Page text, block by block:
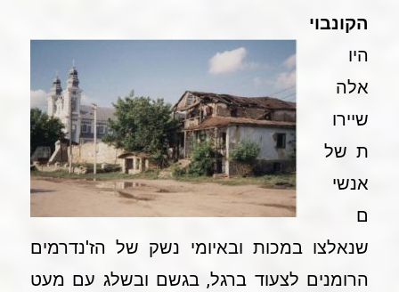
הקונבוי
היו
אלה
שיירו
ת של
אנשי
ם
שנאלצו במכות ובאיומי נשק של הז'נדרמים
הרומנים לצעוד ברגל, בגשם ובשלג עם מעט